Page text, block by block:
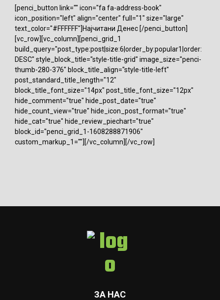
[penci_button link="" icon="fa fa-address-book"
icon_position="left" align="center" full="1" size="large"
text_color="#FFFFFF"]Најчитани Денес [/penci_button]
[vc_row][vc_column][penci_grid_1
build_query="post_type:post|size:6|order_by:popular1|order:
DESC" style_block_title="style-title-grid" image_size="penci-
thumb-280-376" block_title_align="style-title-left"
post_standard_title_length="12"
block_title_font_size="14px" post_title_font_size="12px"
hide_comment="true" hide_post_date="true"
hide_count_view="true" hide_icon_post_format="true"
hide_cat="true" hide_review_piechart="true"
block_id="penci_grid_1-1608288871906"
custom_markup_1=""][/vc_column][/vc_row]
ЗА НАС